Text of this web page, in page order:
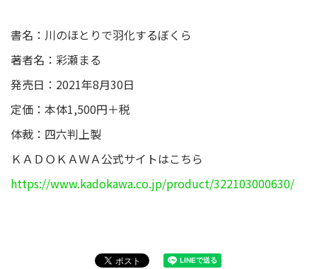
書名：川のほとりで羽化するぼくら
著者名：彩瀬まる
発売日：2021年8月30日
定価：本体1,500円＋税
体裁：四六判上製
ＫＡＤＯＫＡＷＡ公式サイトはこちら
https://www.kadokawa.co.jp/product/322103000630/